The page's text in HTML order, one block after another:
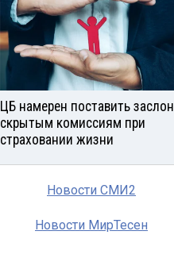
ЦБ намерен поставить заслон
скрытым комиссиям при
страховании жизни
Новости СМИ2
Новости МирТесен